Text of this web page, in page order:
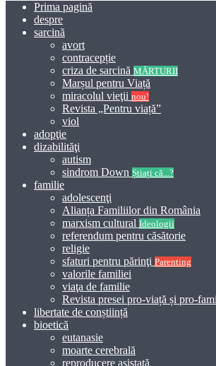
Prima pagină
despre
sarcină
avort
contracepție
criza de sarcină MĂRTURII
Marșul pentru Viață
miracolul vieţii nou!
Revista „Pentru viață”
viol
adopţie
dizabilităţi
autism
sindrom Down Știați că...?
familie
adolescenţi
Alianța Familiilor din România
marxism cultural Ideologii
referendum pentru căsătorie
religie
sfaturi pentru părinţi Parenting
valorile familiei
viaţa de familie
Revista presei pro-viață și pro-
libertate de conștiință
bioetică
eutanasie
moarte cerebrală
reproducere asistată